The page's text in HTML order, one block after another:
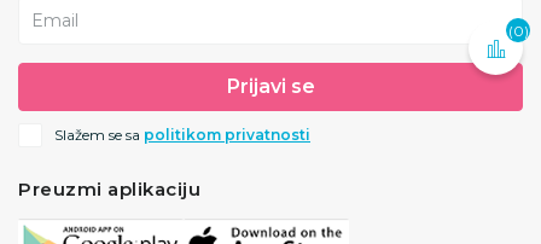
(0)
Email
Prijavi se
Slažem se sa politikom privatnosti
Preuzmi aplikaciju